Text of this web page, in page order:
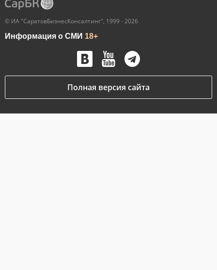
© ИА "СаратовБизнесКонсалтинг", 1999 - 2026
Информация о СМИ 18+
Полная версия сайта